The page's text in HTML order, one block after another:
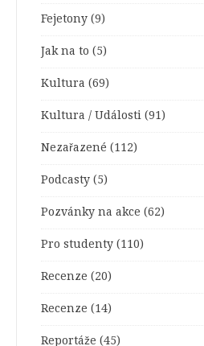
Fejetony (9)
Jak na to (5)
Kultura (69)
Kultura / Události (91)
Nezařazené (112)
Podcasty (5)
Pozvánky na akce (62)
Pro studenty (110)
Recenze (20)
Recenze (14)
Reportáže (45)